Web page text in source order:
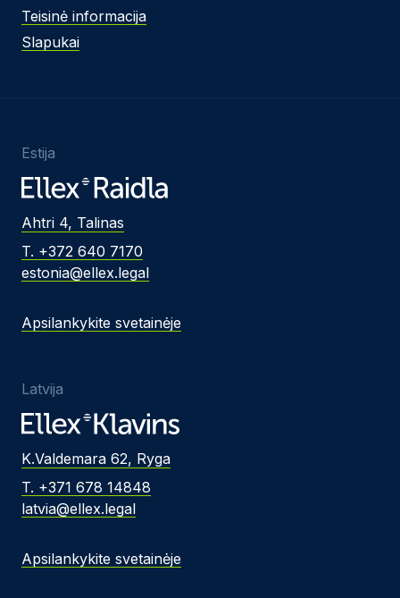
Teisinė informacija
Slapukai
Estija
Ahtri 4, Talinas
T. +372 640 7170
estonia@ellex.legal
Apsilankykite svetainėje
Latvija
K.Valdemara 62, Ryga
T. +371 678 14848
latvia@ellex.legal
Apsilankykite svetainėje